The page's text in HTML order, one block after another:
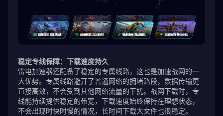
稳定专线保障：下载速度持久
雷电加速器还配备了稳定的专属线路，这也是加速战网的一
大优势。专属线路避开了普通网络的拥堵路段，数据传输更
直接高效，不会受到其他网络流量的干扰。战网下载时，专
线能持续提供稳定的带宽，下载速度始终保持在理想状态，
不会出现时快时慢的情况，长时间下载大文件也很稳定。